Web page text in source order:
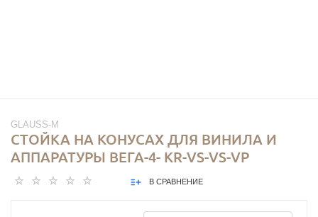
GLAUSS-M
CТОЙКА НА КОНУСАХ ДЛЯ ВИНИЛА И
АППАРАТУРЫ ВЕГА-4- KR-VS-VS-VP
В СРАВНЕНИЕ